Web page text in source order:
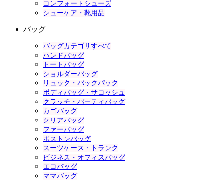
コンフォートシューズ
シューケア・靴用品
バッグ
バッグカテゴリすべて
ハンドバッグ
トートバッグ
ショルダーバッグ
リュック・バックパック
ボディバッグ・サコッシュ
クラッチ・パーティバッグ
カゴバッグ
クリアバッグ
ファーバッグ
ボストンバッグ
スーツケース・トランク
ビジネス・オフィスバッグ
エコバッグ
ママバッグ